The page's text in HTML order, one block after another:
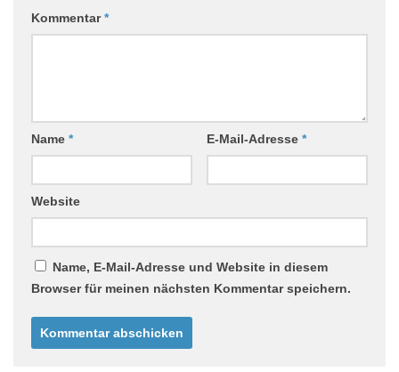
Kommentar*
Name * E-Mail-Adresse *
Website
Name, E-Mail-Adresse und Website in diesem
Browser für meinen nächsten Kommentar speichern.